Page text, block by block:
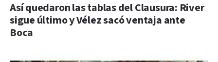
Así quedaron las tablas del Clausura: River
sigue último y Vélez sacó ventaja ante
Boca